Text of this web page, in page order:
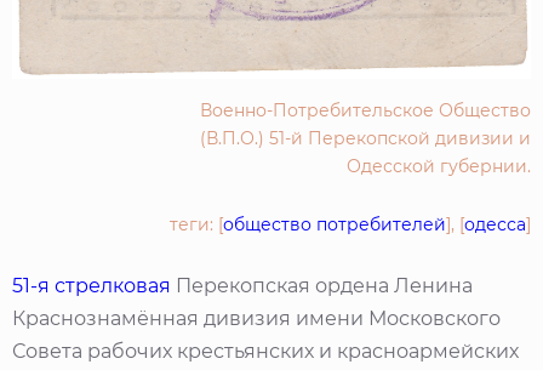
Военно-Потребительское Общество
(В.П.О.) 51-й Перекопской дивизии и
Одесской губернии.
теги: [общество потребителей], [одесса]
51-я стрелковая Перекопская ордена Ленина
Краснознамённая дивизия имени Московского
Совета рабочих крестьянских и красноармейских